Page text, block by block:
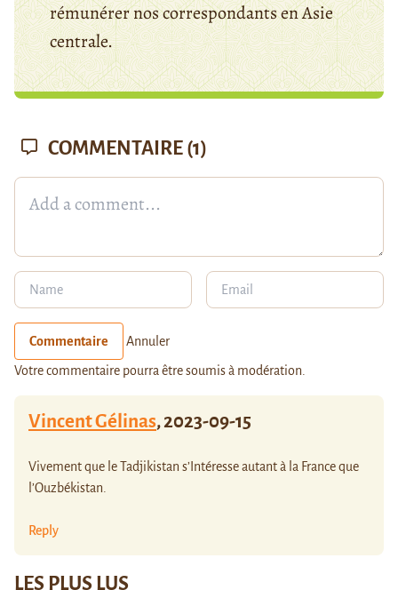
rémunérer nos correspondants en Asie
centrale.
LES PLUS LUS
COMMENTAIRE (1)
Commentaire Annuler
Votre commentaire pourra être soumis à modération.
Vincent Gélinas,2023-09-15
Vivement que le Tadjikistan s’Intéresse autant à la France que
l’Ouzbékistan.
Reply